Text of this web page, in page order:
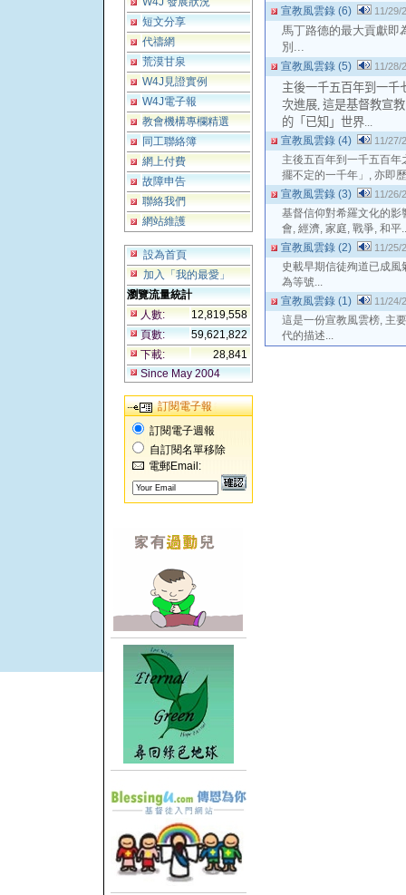
短文分享
代禱網
荒漠甘泉
W4J見證實例
W4J電子報
教會機構專欄精選
同工聯絡簿
網上付費
故障申告
聯絡我們
網站維護
設為首頁
加入「我的最愛」
瀏覽流量統計
人數:
12,819,558
頁數:
59,621,822
下載:
28,841
Since May 2004
訂閱電子報
訂閱電子週報
自訂閱名單移除
電郵Email:
宣教風雲錄 (6)
11/29/
馬丁路德的最大貢獻即
別...
宣教風雲錄 (5) 11/28/
主後一千五百年到一千
次進展, 這是基督教宣
的「已知」世界...
宣教風雲錄 (4) 11/27/
主後五百年到一千五百
擺不定的一千年」, 亦即
宣教風雲錄 (3)
11/26/
基督信仰對希羅文化的影
會, 經濟, 家庭, 戰爭, 和平
宣教風雲錄 (2)
11/25/
史載早期信徒殉道已成
為等號...
宣教風雲錄 (1)
11/24/
這是一份宣教風雲榜, 主
代的描述...